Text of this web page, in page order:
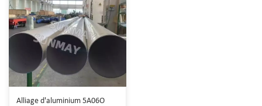
Alliage d'aluminium 5A06O